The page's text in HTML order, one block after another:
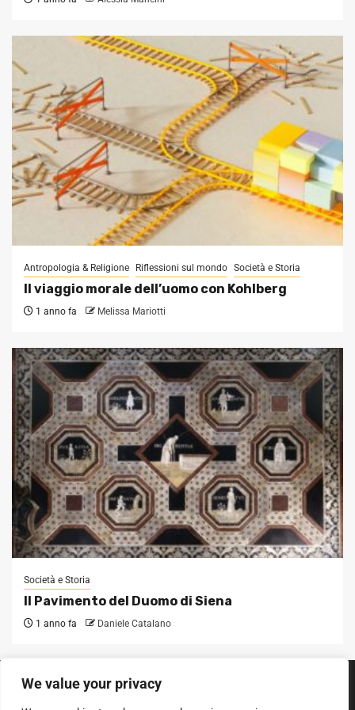
We value your privacy
Antropologia & Religione Riflessioni sul mondo Società e Storia
Il viaggio morale dell’uomo con Kohlberg
1 anno fa Melissa Mariotti
Società e Storia
Il Pavimento del Duomo di Siena
1 anno fa Daniele Catalano
SEGUICI SUI SOCIAL